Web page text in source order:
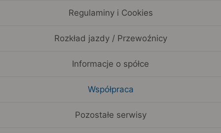
Regulaminy i Cookies
Rozkład jazdy / Przewoźnicy
Informacje o spółce
Współpraca
Pozostałe serwisy